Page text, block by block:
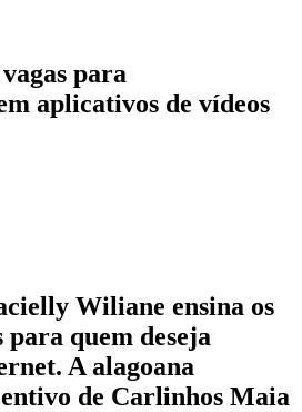
para
aplicativos de vídeos
Wiliane ensina os
quem deseja
A alagoana
de Carlinhos Maia